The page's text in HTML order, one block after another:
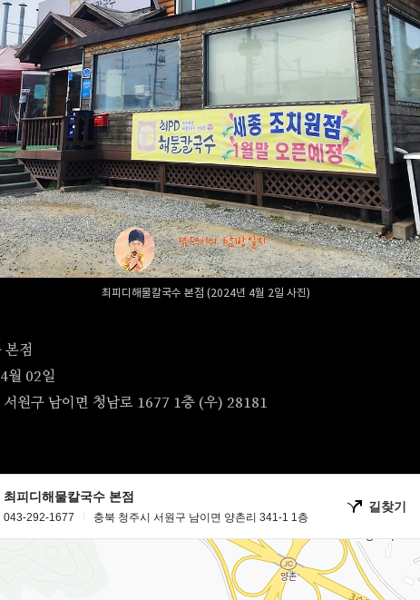
최피디해물칼국수 본점 (2024년 4월 2일 사진)
본점
월 02일
원구 남이면 청남로 1677 1층 (우) 28181